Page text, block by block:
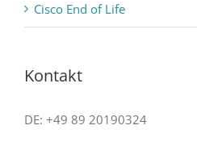
Cisco End of Life
Kontakt
DE: +49 89 20190324